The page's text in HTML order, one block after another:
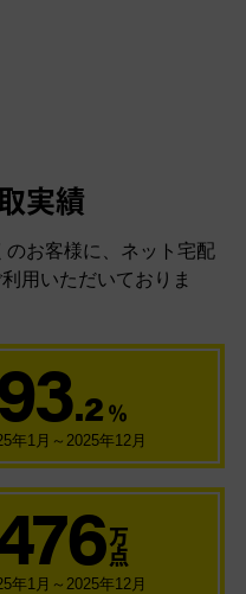
実績
お客様に、 ネット宅配
用いただいておりま
.2 ％
年1月～2025年12月
万
点
年1月～2025年12月